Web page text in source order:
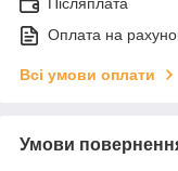
Післяплата
Оплата на
Всі умови оплати
Умови